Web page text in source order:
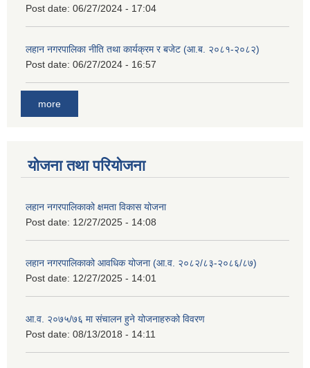
Post date: 06/27/2024 - 17:04
लहान नगरपालिका नीति तथा कार्यक्रम र बजेट (आ.ब. २०८१-२०८२)
Post date: 06/27/2024 - 16:57
more
योजना तथा परियोजना
लहान नगरपालिकाको क्षमता विकास योजना
Post date: 12/27/2025 - 14:08
लहान नगरपालिकाको आवधिक योजना (आ.व. २०८२/८३-२०८६/८७)
Post date: 12/27/2025 - 14:01
आ.व. २०७५/७६ मा संचालन हुने योजनाहरुको विवरण
Post date: 08/13/2018 - 14:11